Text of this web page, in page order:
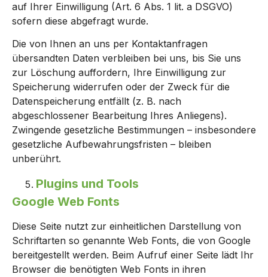
auf Ihrer Einwilligung (Art. 6 Abs. 1 lit. a DSGVO)
sofern diese abgefragt wurde.
Die von Ihnen an uns per Kontaktanfragen
übersandten Daten verbleiben bei uns, bis Sie uns
zur Löschung auffordern, Ihre Einwilligung zur
Speicherung widerrufen oder der Zweck für die
Datenspeicherung entfällt (z. B. nach
abgeschlossener Bearbeitung Ihres Anliegens).
Zwingende gesetzliche Bestimmungen – insbesondere
gesetzliche Aufbewahrungsfristen – bleiben
unberührt.
Plugins und Tools
Google Web Fonts
Diese Seite nutzt zur einheitlichen Darstellung von
Schriftarten so genannte Web Fonts, die von Google
bereitgestellt werden. Beim Aufruf einer Seite lädt Ihr
Browser die benötigten Web Fonts in ihren